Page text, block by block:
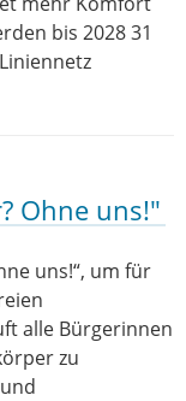
bis 2028 31
Ohne uns!"
uns!“, um für
alle Bürgerinnen
zu